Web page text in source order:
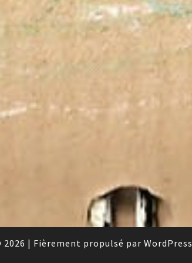
2026 | Fièrement propulsé par WordPress